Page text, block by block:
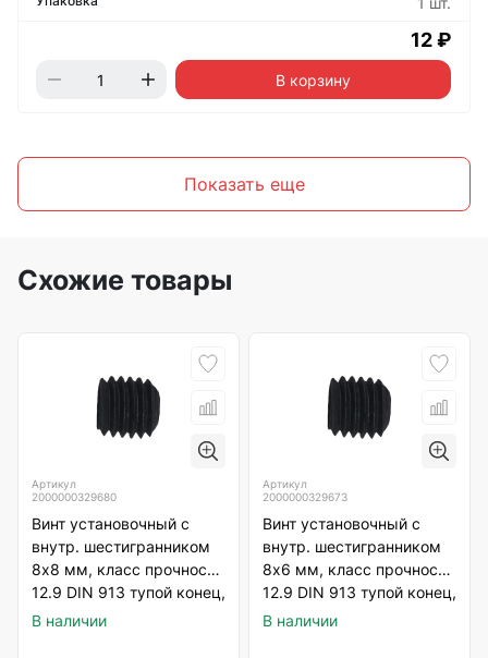
12 ₽
В корзину
Показать еще
Схожие товары
Артикул
2000000329680
Винт установочный с
внутр. шестигранником
8х8 мм, класс прочности
12.9 DIN 913 тупой конец,
черный
В наличии
Артикул
2000000329673
Винт установочный с
внутр. шестигранником
8х6 мм, класс прочности
12.9 DIN 913 тупой конец,
черный
В наличии